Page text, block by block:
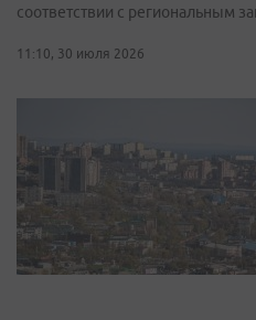
соответствии с региональным
11:10, 30 июля 2026